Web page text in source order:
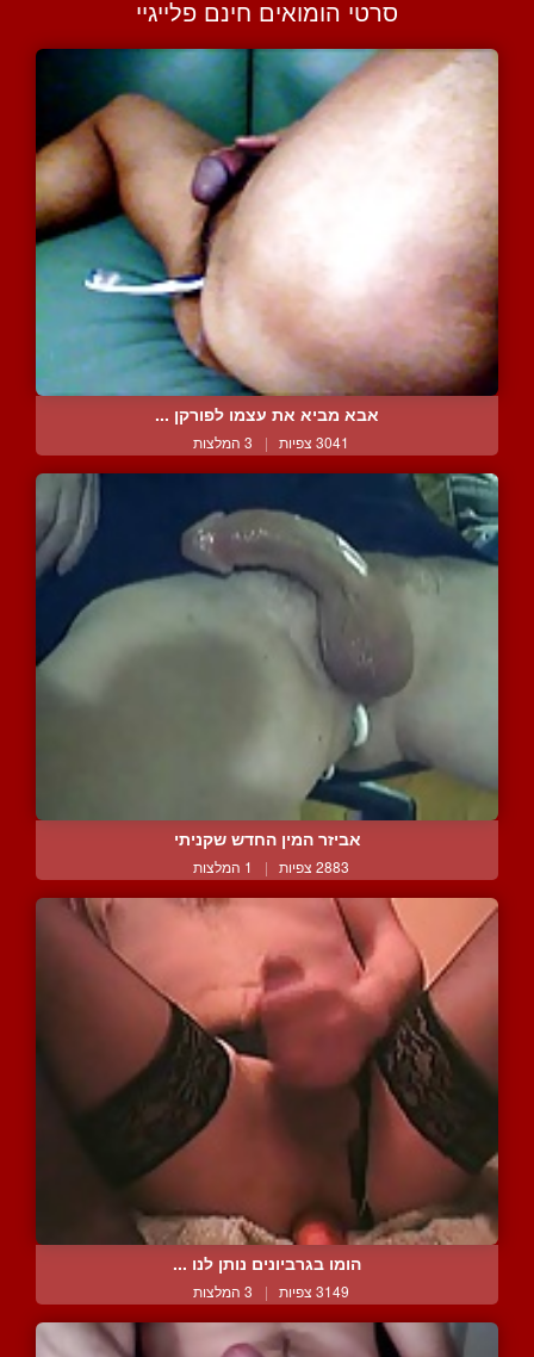
סרטי הומואים חינם פלייגיי
אבא מביא את עצמו לפורקן ...
3041 צפיות | 3 המלצות
אביזר המין החדש שקניתי
2883 צפיות | 1 המלצות
הומו בגרביונים נותן לנו ...
3149 צפיות | 3 המלצות